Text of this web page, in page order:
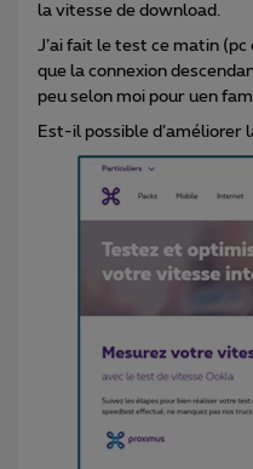
la vitesse de download.
J’ai fait le test ce matin
que la connexion
peu selon moi pour uen
Est-il possible d’améliorer